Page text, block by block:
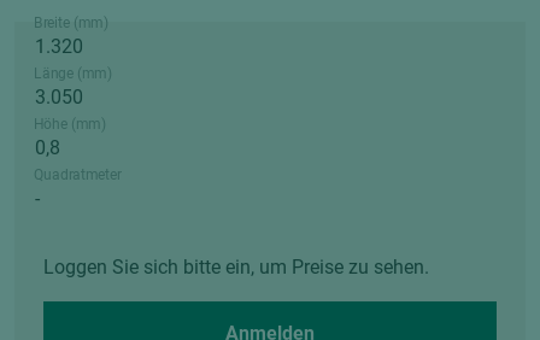
Breite (mm)
Länge (mm)
Höhe (mm)
Quadratmeter
Loggen Sie sich bitte ein, um Preise zu sehen.
Anmelden